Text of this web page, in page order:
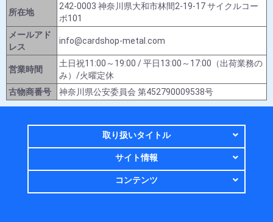
所在地
242-0003 神奈川県大和市林間2-19-17 サイクルコー
ポ101
メールアド
レス
info@cardshop-metal.com
営業時間
土日祝11:00～19:00 / 平日13:00～17:00（出荷業務の
み）/火曜定休
古物商番号
神奈川県公安委員会 第452790009538号
取り扱いタイトル
サイト情報
コンテンツ